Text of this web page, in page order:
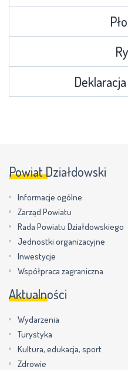
Powiat Działdowski
Informacje ogólne
Zarząd Powiatu
Rada Powiatu Działdowskiego
Jednostki organizacyjne
Inwestycje
Współpraca zagraniczna
Aktualności
Wydarzenia
Turystyka
Kultura, edukacja, sport
Zdrowie